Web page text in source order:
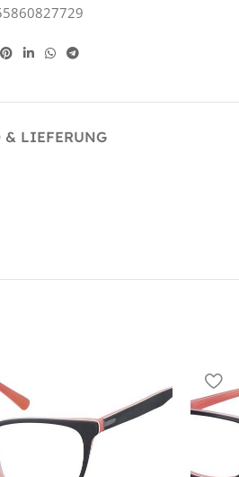
& LIEFERUNG